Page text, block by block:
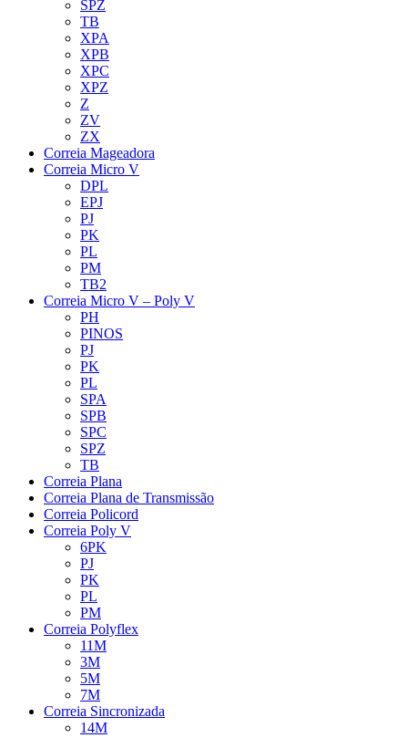
SPZ
TB
XPA
XPB
XPC
XPZ
Z
ZV
ZX
Correia Mageadora
Correia Micro V
DPL
EPJ
PJ
PK
PL
PM
TB2
Correia Micro V – Poly V
PH
PINOS
PJ
PK
PL
SPA
SPB
SPC
SPZ
TB
Correia Plana
Correia Plana de Transmissão
Correia Policord
Correia Poly V
6PK
PJ
PK
PL
PM
Correia Polyflex
11M
3M
5M
7M
Correia Sincronizada
14M